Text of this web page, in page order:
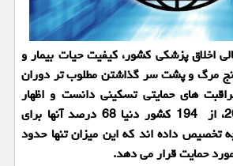
اخلاق پزشکی کشور، کیفیت حیات بیمار و
مرگ و پشت سر گذاشتن مطلوب تر دوران
های حمایتی تسکینی دانست و اظهار
داشت: در سال 2019، از 194 کشور دنیا 68 درصد آنها برای
تخصیص داده اند که این میزان تنها حدود